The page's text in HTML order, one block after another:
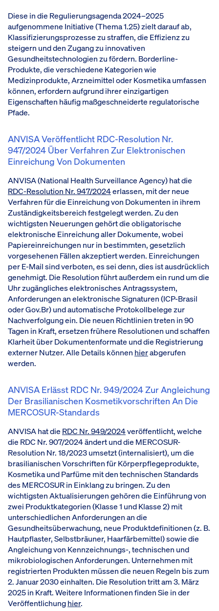
Diese in die Regulierungsagenda 2024–2025
aufgenommene Initiative (Thema 1.25) zielt darauf ab,
Klassifizierungsprozesse zu straffen, die Effizienz zu
steigern und den Zugang zu innovativen
Gesundheitstechnologien zu fördern. Borderline-
Produkte, die verschiedene Kategorien wie
Medizinprodukte, Arzneimittel oder Kosmetika umfassen
können, erfordern aufgrund ihrer einzigartigen
Eigenschaften häufig maßgeschneiderte regulatorische
Pfade.
ANVISA Veröffentlicht RDC-Resolution Nr.
947/2024 Über Verfahren Zur Elektronischen
Einreichung Von Dokumenten
ANVISA (National Health Surveillance Agency) hat die
RDC-Resolution Nr. 947/2024erlassen, mit der neue
Verfahren für die Einreichung von Dokumenten in ihrem
Zuständigkeitsbereich festgelegt werden. Zu den
wichtigsten Neuerungen gehört die obligatorische
elektronische Einreichung aller Dokumente, wobei
Papiereinreichungen nur in bestimmten, gesetzlich
vorgesehenen Fällen akzeptiert werden. Einreichungen
per E-Mail sind verboten, es sei denn, dies ist ausdrücklich
genehmigt. Die Resolution führt außerdem ein rund um die
Uhr zugängliches elektronisches Antragssystem,
Anforderungen an elektronische Signaturen (ICP-Brasil
oder Gov.Br) und automatische Protokollbelege zur
Nachverfolgung ein. Die neuen Richtlinien treten in 90
Tagen in Kraft, ersetzen frühere Resolutionen und schaffen
Klarheit über Dokumentenformate und die Registrierung
externer Nutzer. Alle Details können hierabgerufen
werden.
ANVISA Erlässt RDC Nr. 949/2024 Zur Angleichung
Der Brasilianischen Kosmetikvorschriften An Die
MERCOSUR-Standards
ANVISA hat die RDC Nr. 949/2024veröffentlicht, welche
die RDC Nr. 907/2024 ändert und die MERCOSUR-
Resolution Nr. 18/2023 umsetzt (internalisiert), um die
brasilianischen Vorschriften für Körperpflegeprodukte,
Kosmetika und Parfüme mit den technischen Standards
des MERCOSUR in Einklang zu bringen. Zu den
wichtigsten Aktualisierungen gehören die Einführung von
zwei Produktkategorien (Klasse 1 und Klasse 2) mit
unterschiedlichen Anforderungen an die
Gesundheitsüberwachung, neue Produktdefinitionen (z. B.
Hautpflaster, Selbstbräuner, Haarfärbemittel) sowie die
Angleichung von Kennzeichnungs-, technischen und
mikrobiologischen Anforderungen. Unternehmen mit
registrierten Produkten müssen die neuen Regeln bis zum
2. Januar 2030 einhalten. Die Resolution tritt am 3. März
2025 in Kraft. Weitere Informationen finden Sie in der
Veröffentlichunghier.